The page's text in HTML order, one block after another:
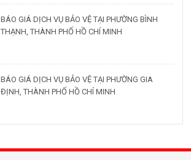
BÁO GIÁ DỊCH VỤ BẢO VỆ TẠI PHƯỜNG BÌNH
THẠNH, THÀNH PHỐ HỒ CHÍ MINH
BÁO GIÁ DỊCH VỤ BẢO VỆ TẠI PHƯỜNG GIA
ĐỊNH, THÀNH PHỐ HỒ CHÍ MINH